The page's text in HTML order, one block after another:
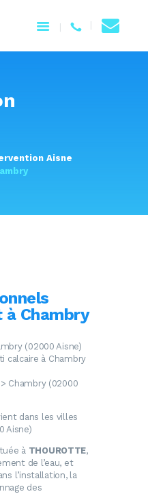
Aisne
Chambry
(02000 Aisne)
calcaire à Chambry
Chambry (02000
dans les villes
Aisne)
à THOUROTTE,
de l’eau, et
l’installation, la
des